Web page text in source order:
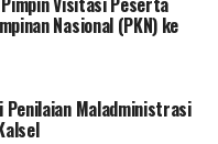
Nasional (PKN) ke
Penilaian Maladministrasi